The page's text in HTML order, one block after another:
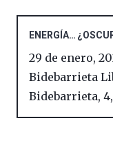
ENERGÍA…
29 de enero,
Bidebarrieta
Bidebarrieta, 4,